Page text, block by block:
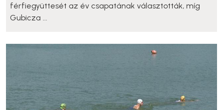
férfiegyüttesét az év csapatának választották, míg
Gubicza ...